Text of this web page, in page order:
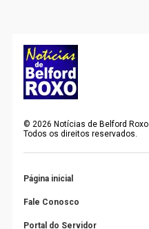
©2026 Notícias de Belford Roxo
Todos os direitos reservados.
Página inicial
Fale Conosco
Portal do Servidor